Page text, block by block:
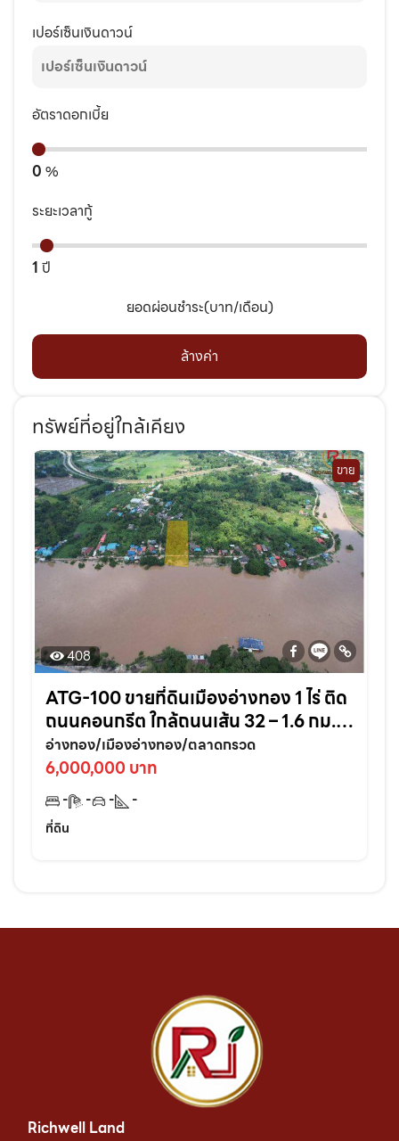
เปอร์เซ็นเงินดาวน์
อัตราดอกเบี้ย
0 %
ระยะเวลากู้
1 ปี
ยอดผ่อนชำระ(บาท/เดือน)
ล้างค่า
ทรัพย์ที่อยู่ใกล้เคียง
ขาย
408
ATG-100 ขายที่ดินเมืองอ่างทอง 1 ไร่ ติด
ถนนคอนกรีต ใกล้ถนนเส้น 32 – 1.6 กม.
จ.อ่างทอง
อ่างทอง/เมืองอ่างทอง/ตลาดกรวด
6,000,000 บาท
- - -
-
ที่ดิน
Richwell Land